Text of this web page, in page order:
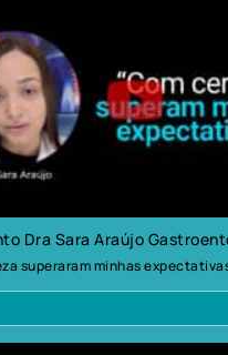
Dra Sara Araújo
superaram minhas